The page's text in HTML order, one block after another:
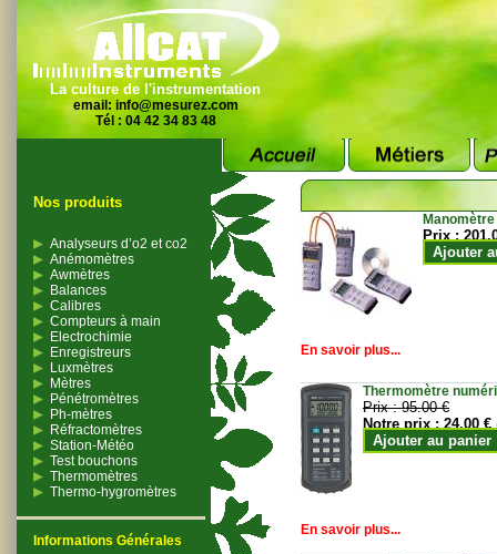
La culture de l'instrumentation
email: info@mesurez.com
Tél : 04 42 34 83 48
Nos produits
Analyseurs d’o2 et co2
Anémomètres
Awmètres
Balances
Calibres
Compteurs à main
Electrochimie
Enregistreurs
Luxmètres
Mètres
Pénétromètres
Ph-mètres
Réfractomètres
Station-Météo
Test bouchons
Thermomètres
Thermo-hygromètres
Informations Générales
Prix :
Ajouter
En savoir plus...
Thermomètre
Prix :95.00 €
Notre prix :24.00 €
Ajouter au panier
En savoir plus...